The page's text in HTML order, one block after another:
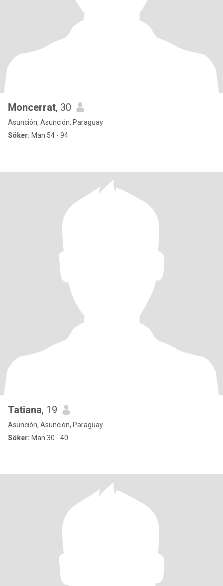
Moncerrat, 30
Asunción, Asunción, Paraguay
Söker: Man 54 - 94
Tatiana, 19
Asunción, Asunción, Paraguay
Söker: Man 30 - 40